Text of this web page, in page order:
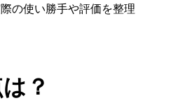
の使い勝手や評価を整理
？